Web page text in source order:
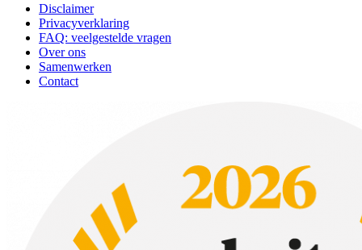
Taco's met gamba's
Soft taco met krokante kip
Pulled jackfruit taco's
Disclaimer
Privacyverklaring
FAQ: veelgestelde vragen
Over ons
Samenwerken
Contact